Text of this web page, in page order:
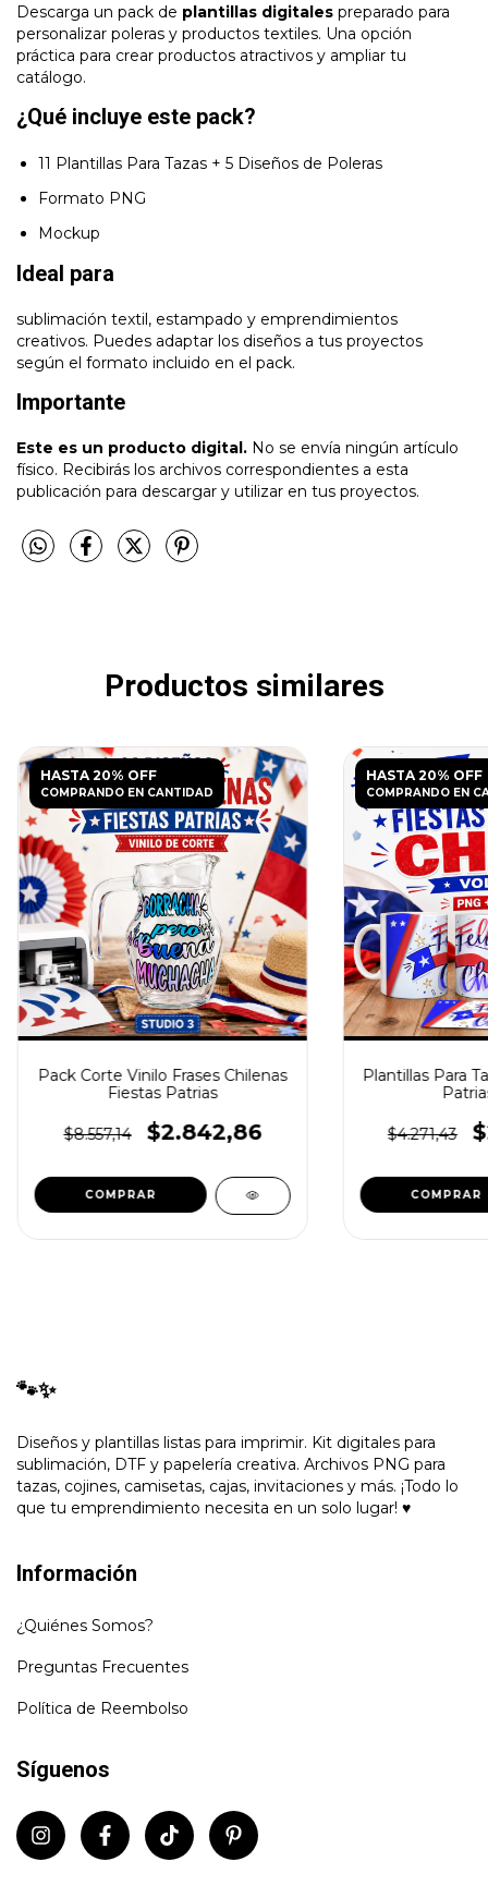
Descarga un pack de plantillas digitales preparado para
personalizar poleras y productos textiles. Una opción
práctica para crear productos atractivos y ampliar tu
catálogo.
¿Qué incluye este pack?
11 Plantillas Para Tazas + 5 Diseños de Poleras
Formato PNG
Mockup
Ideal para
sublimación textil, estampado y emprendimientos
creativos. Puedes adaptar los diseños a tus proyectos
según el formato incluido en el pack.
Importante
Este es un producto digital. No se envía ningún artículo
físico. Recibirás los archivos correspondientes a esta
publicación para descargar y utilizar en tus proyectos.
Productos similares
HASTA 20% OFF
COMPRANDO EN CANTIDAD
Pack Corte Vinilo Frases Chilenas
Fiestas Patrias
$8.557,14 $2.842,86
HASTA 20% OFF
COMPRANDO EN
Plantillas Para
$4.271,43
🐾✨
Diseños y plantillas listas para imprimir. Kit digitales para
sublimación, DTF y papelería creativa. Archivos PNG para
tazas, cojines, camisetas, cajas, invitaciones y más. ¡Todo lo
que tu emprendimiento necesita en un solo lugar! ♥
Información
¿Quiénes Somos?
Preguntas Frecuentes
Política de Reembolso
Síguenos